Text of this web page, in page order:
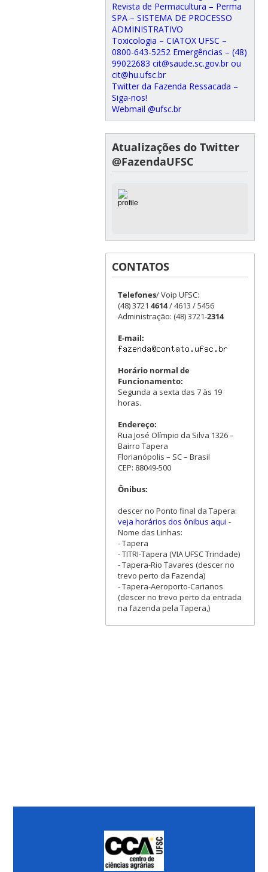
Revista de Permacultura – Perma
SPA – SISTEMA DE PROCESSO
ADMINISTRATIVO
Toxicologia – CIATOX UFSC –
0800-643-5252 Emergências – (48)
99022683 cit@saude.sc.gov.br ou
cit@hu.ufsc.br
Twitter da Fazenda Ressacada –
Siga-nos!
Webmail @ufsc.br
Atualizações do Twitter
@FazendaUFSC
CONTATOS
Telefones/ Voip UFSC:
(48) 3721 4614/ 4613 / 5456
Administração: (48) 3721-2314
E-mail:
Horário normal de
Funcionamento:
Segunda a sexta das 7 às 19
horas.
Endereço:
Rua José Olímpio da Silva 1326 –
Bairro Tapera
Florianópolis – SC – Brasil
CEP: 88049-500
Ônibus:
descer no Ponto final da Tapera:
veja horários dos ônibus aqui -
Nome das Linhas:
- Tapera
- TITRI-Tapera (VIA UFSC Trindade)
- Tapera-Rio Tavares (descer no
trevo perto da Fazenda)
- Tapera-Aeroporto-Carianos
(descer no trevo perto da entrada
na fazenda pela Tapera,)